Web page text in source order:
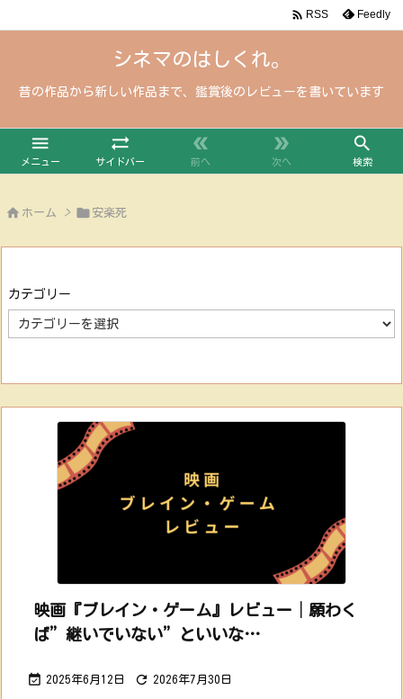
シネマのはしくれ。
昔の作品から新しい作品まで、鑑賞後のレビューを書いています

メニュー

サイドバー

前へ

次へ

検索
 RSS Feedly
 ホーム >  安楽死
カテゴリー
テ
ゴ
映画『ブレイン・ゲーム』レビュー│願わく
ば”継いでいない”といいな…
 2025年6月12日  2026年7月30日